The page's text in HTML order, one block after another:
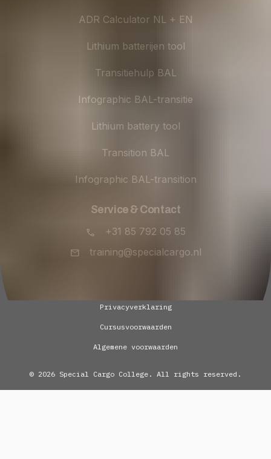
ADR Calculator NL + EN
Lithium batterijen tool
Transitiehulp BAL
Infographic BAL-transitie
Lithium battery tool
Transition BAL
Infographic BAL-transition
Service & Contact
+31 85 792 05 85
training@specialcargo.nl
Privacyverklaring
Cursusvoorwaarden
Algemene voorwaarden
© 2026 Special Cargo College. All rights reserved.